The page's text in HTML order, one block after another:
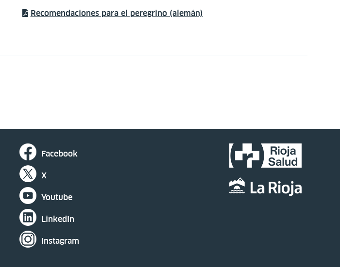
Recomendaciones para el peregrino (alemán)
Facebook
X
Youtube
LinkedIn
Instagram